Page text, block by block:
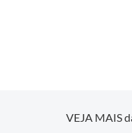
VEJA MAIS